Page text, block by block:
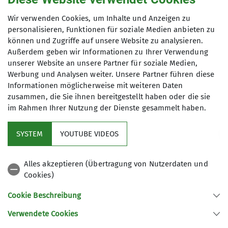
Kondition
Technik
Organisation
Georg Kniese
Details
Aktuelles
Wir verwenden Cookies, um Inhalte und Anzeigen zu
personalisieren, Funktionen für soziale Medien anbieten zu
können und Zugriffe auf unsere Website zu analysieren.
Außerdem geben wir Informationen zu Ihrer Verwendung
unserer Website an unsere Partner für soziale Medien,
Werbung und Analysen weiter. Unsere Partner führen diese
Informationen möglicherweise mit weiteren Daten
zusammen, die Sie ihnen bereitgestellt haben oder die sie
im Rahmen Ihrer Nutzung der Dienste gesammelt haben.
SYSTEM YOUTUBE VIDEOS
Alles akzeptieren (Übertragung von Nutzerdaten und
Cookies)
Cookie Beschreibung
Verwendete Cookies